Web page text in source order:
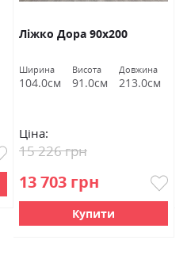
Ліжко Дора 90х200
Ширина
104.0см
Висота
91.0см
Довжина
213.0см
Ціна:
13 703 грн
15 226 грн
Купити